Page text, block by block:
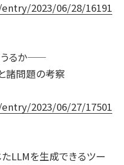
2023/06/28/16191
うるか——
諸問題の考察
2023/06/27/17501
LLMを生成できるツー